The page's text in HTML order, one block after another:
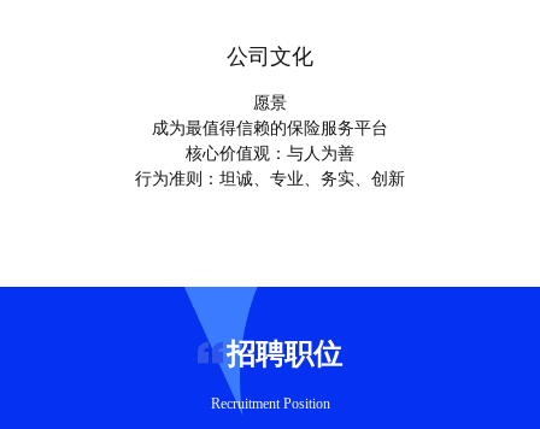
公司文化
愿景
成为最值得信赖的保险服务平台
核心价值观：与人为善
行为准则：坦诚、专业、务实、创新
招聘职位
Recruitment Position